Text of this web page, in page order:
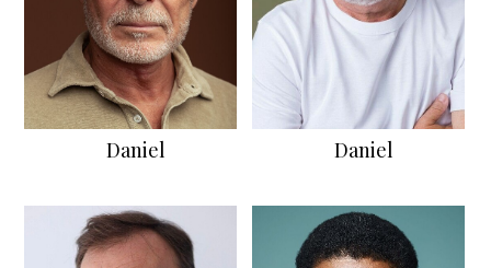
Daniel Daniel